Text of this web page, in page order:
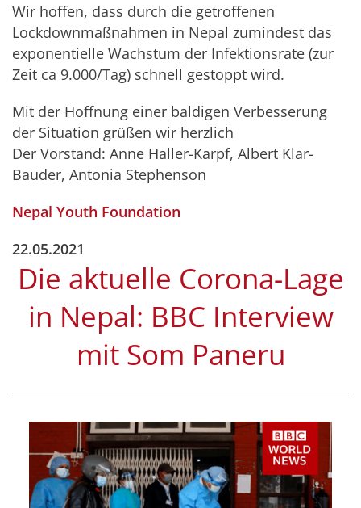
Wir hoffen, dass durch die getroffenen
Lockdownmaßnahmen in Nepal zumindest das
exponentielle Wachstum der Infektionsrate (zur
Zeit ca 9.000/Tag) schnell gestoppt wird.
Mit der Hoffnung einer baldigen Verbesserung
der Situation grüßen wir herzlich
Der Vorstand: Anne Haller-Karpf, Albert Klar-
Bauder, Antonia Stephenson
Nepal Youth Foundation
22.05.2021
Die aktuelle Corona-Lage
in Nepal: BBC Interview
mit Som Paneru